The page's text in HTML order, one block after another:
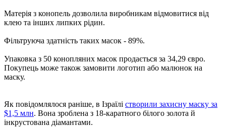
Матерія з конопель дозволила виробникам відмовитися від
клею та інших липких рідин.
Фільтруюча здатність таких масок - 89%.
Упаковка з 50 конопляних масок продається за 34,29 євро.
Покупець може також замовити логотип або малюнок на
маску.
Як повідомлялося раніше, в Ізраїлі створили захисну маску за
$1,5 млн. Вона зроблена з 18-каратного білого золота й
інкрустована діамантами.